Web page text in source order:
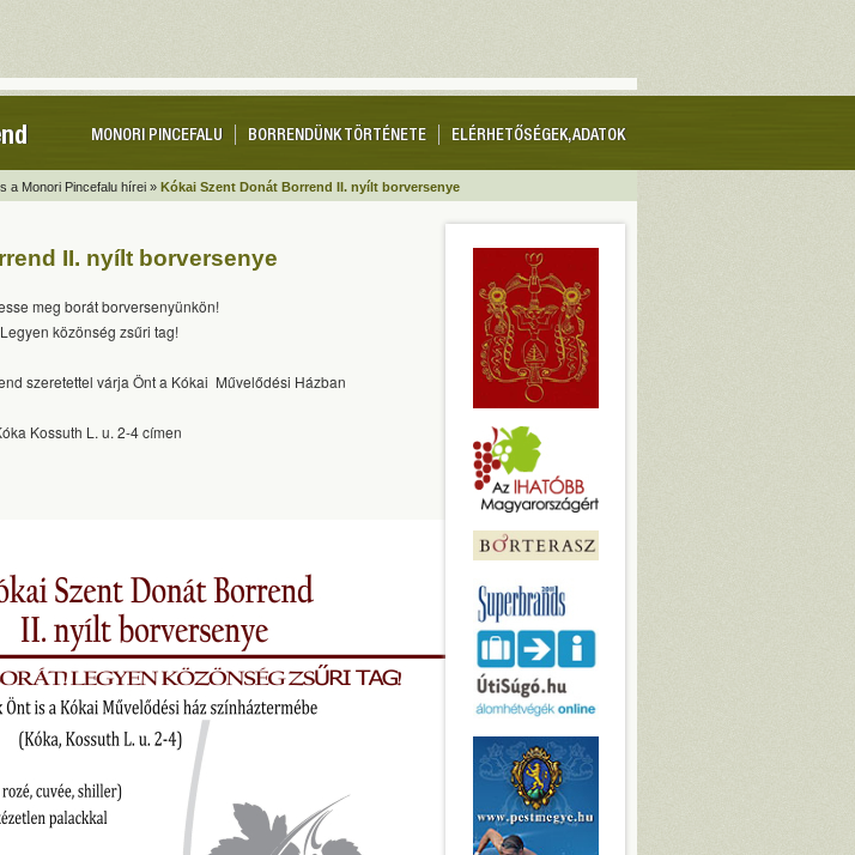
ELÉRHETŐSÉGEK, ADATOK
BORRENDÜNK TÖRTÉNETE
MONORI PINCEFALU
a Monori Pincefalu hírei » Kókai Szent Donát Borrend II. nyílt borversenye
II. nyílt borversenye
meg borát borversenyünkön!
Legyen közönség zsűri tag!
szeretettel várja Önt a Kókai Művelődési Házban
Kossuth L. u. 2-4 címen